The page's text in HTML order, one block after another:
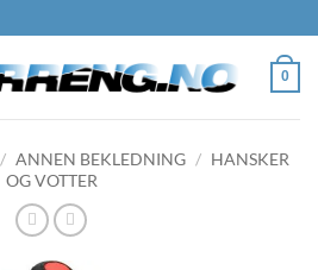
0
/ ANNEN BEKLEDNING / HANSKER
OG VOTTER